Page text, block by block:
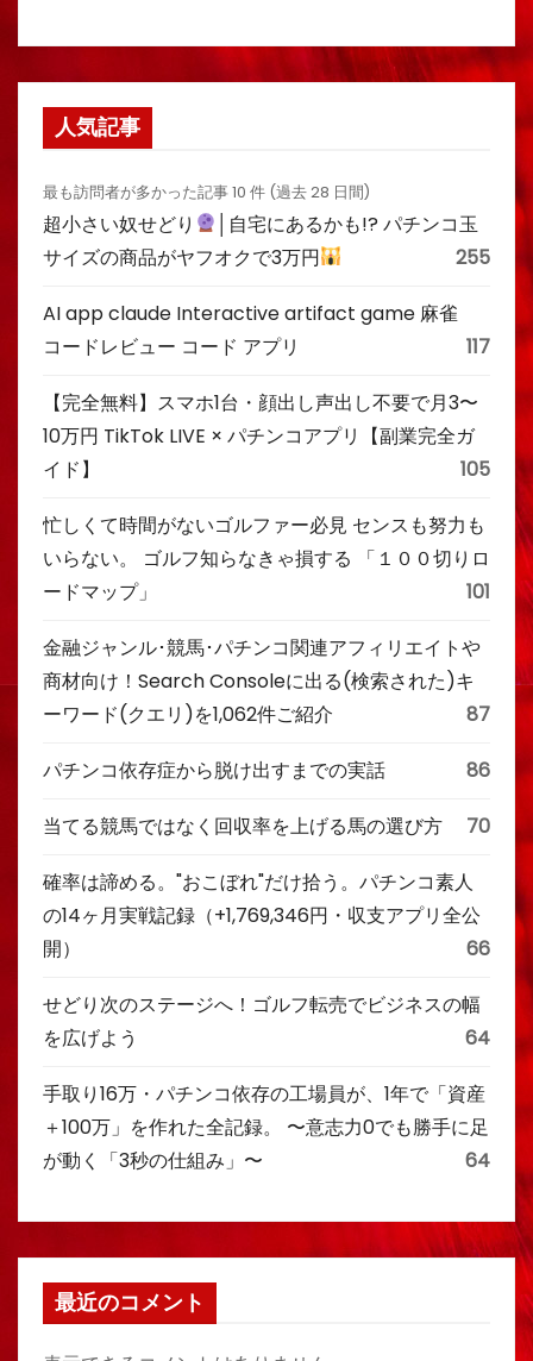
人気記事
最も訪問者が多かった記事 10 件 (過去 28 日間)
超小さい奴せどり
│自宅にあるかも!? パチンコ玉
サイズの商品がヤフオクで3万円
255
AI app claude Interactive artifact game 麻雀
コードレビュー コード アプリ
117
【完全無料】スマホ1台・顔出し声出し不要で月3〜
10万円 TikTok LIVE × パチンコアプリ【副業完全ガ
イド】
105
忙しくて時間がないゴルファー必見 センスも努力も
いらない。 ゴルフ知らなきゃ損する 「１００切りロ
ードマップ」
101
金融ジャンル･競馬･パチンコ関連アフィリエイトや
商材向け！Search Consoleに出る(検索された)キ
ーワード(クエリ)を1,062件ご紹介
87
パチンコ依存症から脱け出すまでの実話 86
当てる競馬ではなく回収率を上げる馬の選び方 70
確率は諦める。"おこぼれ"だけ拾う。パチンコ素人
の14ヶ月実戦記録（+1,769,346円・収支アプリ全公
開）
66
せどり次のステージへ！ゴルフ転売でビジネスの幅
を広げよう
64
手取り16万・パチンコ依存の工場員が、1年で「資産
＋100万」を作れた全記録。 〜意志力0でも勝手に足
が動く「3秒の仕組み」〜
64
最近のコメント